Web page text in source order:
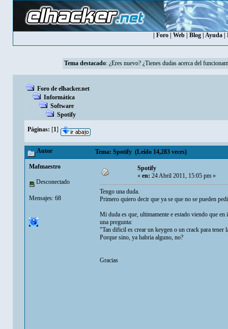
Foro Web Blog Ayuda
Tema destacado: ¿Eres nuevo? ¿Tienes dudas acerca del
Foro de elhacker.net
Informática
Software
Spotify
Páginas: [1]
Autor Tema: Spotify (Leído 14,283 veces)
Mafmaestro
Desconectado
Mensajes: 68
Spotify
«en:24 Abril 2011, 15:05 pm »
Tengo una duda.
Primero quiero decir que ya se que no se pueden
Mi duda es que, ultimamente e estado viendo que
una pregunta:
"Tan dificil es crear un keygen o un crack para tener
Porque sino, ya habria alguno, no?
Gracias